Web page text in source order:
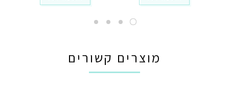
מוצרים קשורים